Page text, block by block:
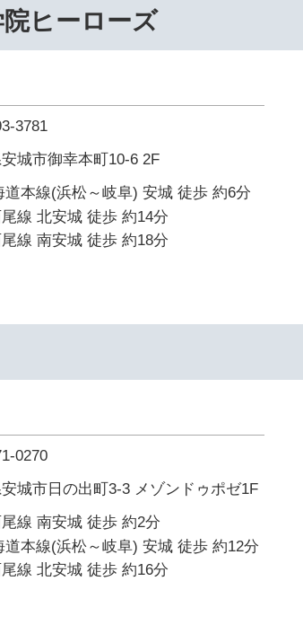
ヒーローズ
3781
城市御幸本町10-6 2F
道本線(浜松～岐阜) 安城 徒歩 約6分
線 北安城 徒歩 約14分
線 南安城 徒歩 約18分
0270
城市日の出町3-3 メゾンドゥポゼ1F
線 南安城 徒歩 約2分
道本線(浜松～岐阜) 安城 徒歩 約12分
線 北安城 徒歩 約16分